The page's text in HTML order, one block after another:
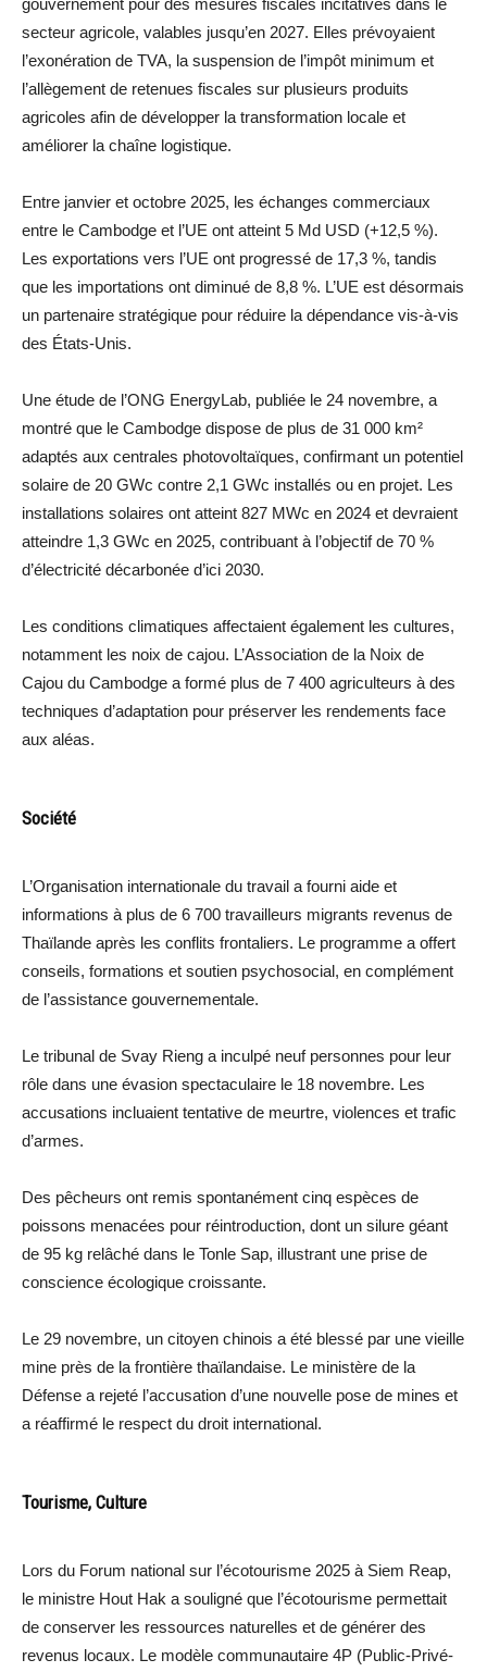
secteur agricole, valables jusqu’en 2027. Elles prévoyaient
l’exonération de TVA, la suspension de l’impôt minimum et
l’allègement de retenues fiscales sur plusieurs produits
agricoles afin de développer la transformation locale et
améliorer la chaîne logistique.
Entre janvier et octobre 2025, les échanges commerciaux
entre le Cambodge et l’UE ont atteint 5 Md USD (+12,5 %).
Les exportations vers l’UE ont progressé de 17,3 %, tandis
que les importations ont diminué de 8,8 %. L’UE est désormais
un partenaire stratégique pour réduire la dépendance vis-à-vis
des États-Unis.
Une étude de l’ONG EnergyLab, publiée le 24 novembre, a
montré que le Cambodge dispose de plus de 31 000 km²
adaptés aux centrales photovoltaïques, confirmant un potentiel
solaire de 20 GWc contre 2,1 GWc installés ou en projet. Les
installations solaires ont atteint 827 MWc en 2024 et devraient
atteindre 1,3 GWc en 2025, contribuant à l’objectif de 70 %
d’électricité décarbonée d’ici 2030.
Les conditions climatiques affectaient également les cultures,
notamment les noix de cajou. L’Association de la Noix de
Cajou du Cambodge a formé plus de 7 400 agriculteurs à des
techniques d’adaptation pour préserver les rendements face
aux aléas.
Société
L’Organisation internationale du travail a fourni aide et
informations à plus de 6 700 travailleurs migrants revenus de
Thaïlande après les conflits frontaliers. Le programme a offert
conseils, formations et soutien psychosocial, en complément
de l’assistance gouvernementale.
Le tribunal de Svay Rieng a inculpé neuf personnes pour leur
rôle dans une évasion spectaculaire le 18 novembre. Les
accusations incluaient tentative de meurtre, violences et trafic
d’armes.
Des pêcheurs ont remis spontanément cinq espèces de
poissons menacées pour réintroduction, dont un silure géant
de 95 kg relâché dans le Tonle Sap, illustrant une prise de
conscience écologique croissante.
Le 29 novembre, un citoyen chinois a été blessé par une vieille
mine près de la frontière thaïlandaise. Le ministère de la
Défense a rejeté l’accusation d’une nouvelle pose de mines et
a réaffirmé le respect du droit international.
Tourisme, Culture
Lors du Forum national sur l’écotourisme 2025 à Siem Reap,
le ministre Hout Hak a souligné que l’écotourisme permettait
de conserver les ressources naturelles et de générer des
revenus locaux. Le modèle communautaire 4P (Public-Privé-